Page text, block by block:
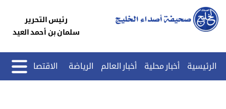
رئيس التحرير
سلمان بن أحمد العيد
الرئيسية أخبار محلية أخبار العالم الرياضة الاقتصاد